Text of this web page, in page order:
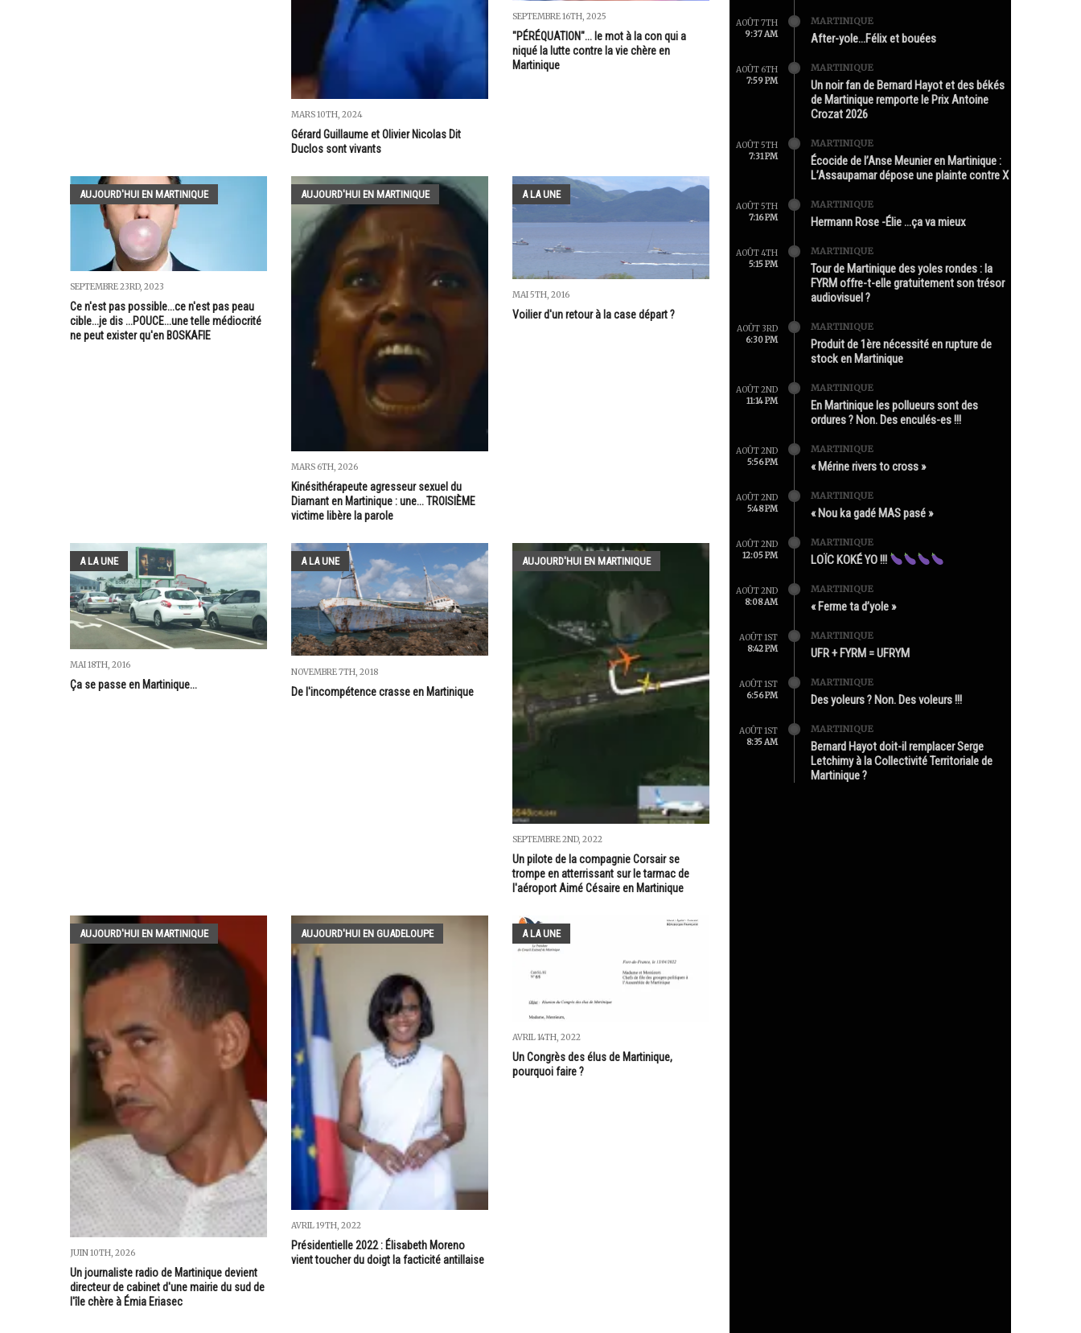
MARS 10TH, 2024
Gérard Guillaume et Olivier Nicolas Dit
Duclos sont vivants
SEPTEMBRE 16TH, 2025
"PÉRÉQUATION"... le mot à la con qui a
niqué la lutte contre la vie chère en
Martinique
AUJOURD'HUI EN MARTINIQUE
SEPTEMBRE 23RD, 2023
Ce n'est pas possible...ce n'est pas peau
cible...je dis ...POUCE...une telle médiocrité
ne peut exister qu'en BOSKAFIE
AUJOURD'HUI EN MARTINIQUE
MARS 6TH, 2026
Kinésithérapeute agresseur sexuel du
Diamant en Martinique : une... TROISIÈME
victime libère la parole
A LA UNE
MAI 5TH, 2016
Voilier d'un retour à la case départ ?
A LA UNE
MAI 18TH, 2016
Ça se passe en Martinique...
A LA UNE
NOVEMBRE 7TH, 2018
De l'incompétence crasse en Martinique
AUJOURD'HUI EN MARTINIQUE
SEPTEMBRE 2ND, 2022
Un pilote de la compagnie Corsair se
trompe en atterrissant sur le tarmac de
l'aéroport Aimé Césaire en Martinique
AUJOURD'HUI EN MARTINIQUE
JUIN 10TH, 2026
Un journaliste radio de Martinique devient
directeur de cabinet d'une mairie du sud de
l'île chère à Émia Eriasec
AUJOURD'HUI EN GUADELOUPE
AVRIL 19TH, 2022
Présidentielle 2022 : Élisabeth Moreno
vient toucher du doigt la facticité antillaise
A LA UNE
AVRIL 14TH, 2022
Un Congrès des élus de Martinique,
pourquoi faire ?
AOÛT 7TH
9:37 AM
MARTINIQUE
After-yole…Félix et bouées
AOÛT 6TH
7:59 PM
MARTINIQUE
Un noir fan de Bernard Hayot et des békés
de Martinique remporte le Prix Antoine
Crozat 2026
AOÛT 5TH
7:31 PM
MARTINIQUE
Écocide de l’Anse Meunier en Martinique :
L’Assaupamar dépose une plainte contre X
AOÛT 5TH
7:16 PM
MARTINIQUE
Hermann Rose -Élie …ça va mieux
AOÛT 4TH
5:15 PM
MARTINIQUE
Tour de Martinique des yoles rondes : la
FYRM offre-t-elle gratuitement son trésor
audiovisuel ?
AOÛT 3RD
6:30 PM
MARTINIQUE
Produit de 1ère nécessité en rupture de
stock en Martinique
AOÛT 2ND
11:14 PM
MARTINIQUE
En Martinique les pollueurs sont des
ordures ? Non. Des enculés-es !!!
AOÛT 2ND
5:56 PM
MARTINIQUE
« Mérine rivers to cross »
AOÛT 2ND
5:48 PM
MARTINIQUE
« Nou ka gadé MAS pasé »
AOÛT 2ND
12:05 PM
MARTINIQUE
LOÏC KOKÉ YO !!!
AOÛT 2ND
8:08 AM
MARTINIQUE
« Ferme ta d’yole »
AOÛT 1ST
8:42 PM
MARTINIQUE
UFR + FYRM = UFRYM
AOÛT 1ST
6:56 PM
MARTINIQUE
Des yoleurs ? Non. Des voleurs !!!
AOÛT 1ST
8:35 AM
MARTINIQUE
Bernard Hayot doit-il remplacer Serge
Letchimy à la Collectivité Territoriale de
Martinique ?